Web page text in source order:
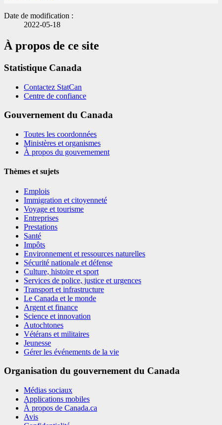
Date de modification :
2022-05-18
À propos de ce site
Statistique Canada
Contactez StatCan
Centre de confiance
Gouvernement du Canada
Toutes les coordonnées
Ministères et organismes
À propos du gouvernement
Thèmes et sujets
Emplois
Immigration et citoyenneté
Voyage et tourisme
Entreprises
Prestations
Santé
Impôts
Environnement et ressources naturelles
Sécurité nationale et défense
Culture, histoire et sport
Services de police, justice et urgences
Transport et infrastructure
Le Canada et le monde
Argent et finance
Science et innovation
Autochtones
Vétérans et militaires
Jeunesse
Gérer les événements de la vie
Organisation du gouvernement du Canada
Médias sociaux
Applications mobiles
À propos de Canada.ca
Avis